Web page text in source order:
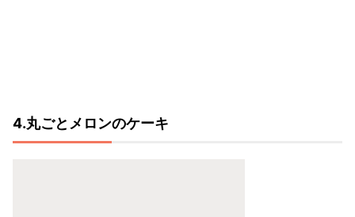
4.丸ごとメロンのケーキ